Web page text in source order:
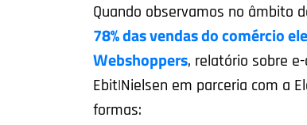
Quando observamos no âmbito
78% das vendas do comércio
Webshoppers, relatório sobre
Ebit|Nielsen em parceria com a
formas: